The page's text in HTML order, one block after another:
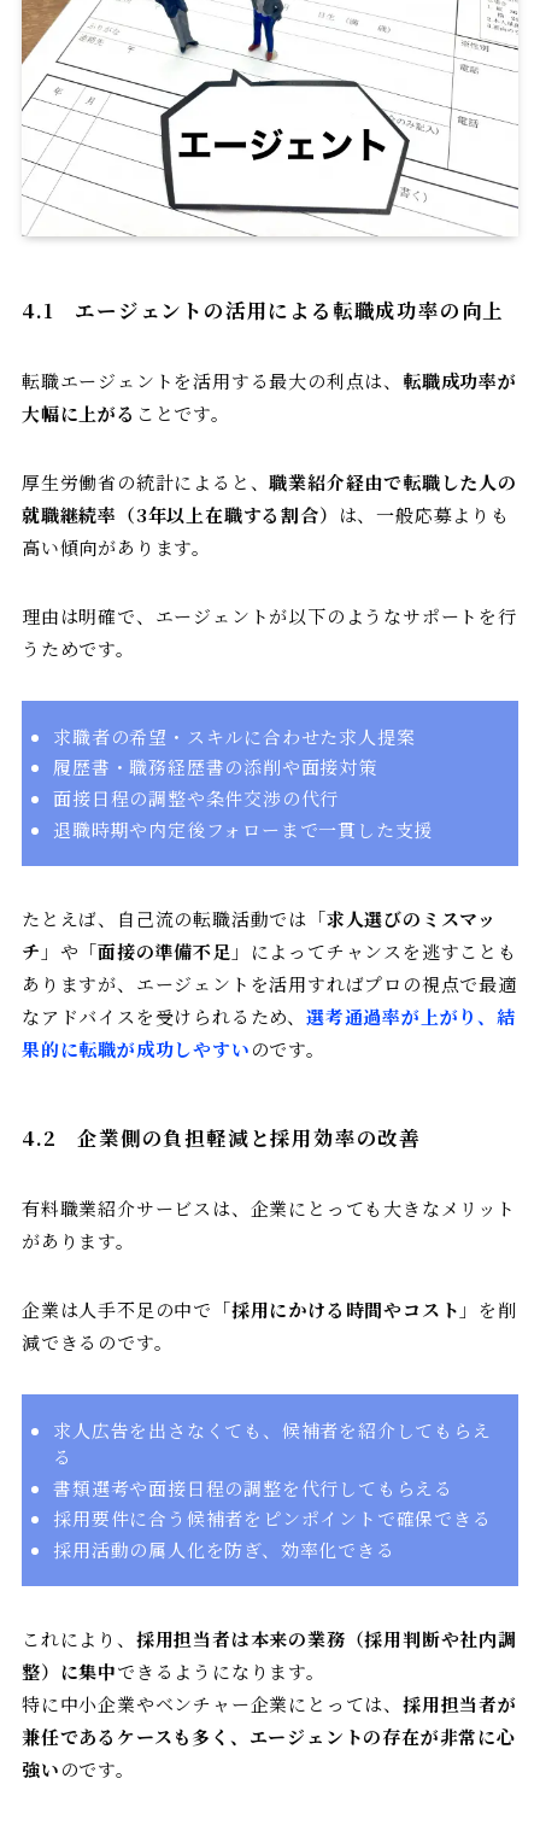
4.1 エージェントの活用による転職成功率の向上
転職エージェントを活用する最大の利点は、 転職成功率が
大幅に上がる ことです。
厚生労働省の統計によると、職業紹介経由で転職した人の
就職継続率（3年以上在職する割合） は、一般応募よりも
高い傾向があります。
理由は明確で、エージェントが以下のようなサポートを行
うためです。
求職者の希望・スキルに合わせた求人提案
履歴書・職務経歴書の添削や面接対策
面接日程の調整や条件交渉の代行
退職時期や内定後フォローまで一貫した支援
たとえば、自己流の転職活動では「求人選びのミスマッ
チ 」や「面接の準備不足 」によってチャンスを逃すことも
ありますが、エージェントを活用すればプロの視点で最適
なアドバイスを受けられるため、選考通過率が上がり、結
果的に転職が成功しやすいのです。
4.2企業側の負担軽減と採用効率の改善
有料職業紹介サービスは、企業にとっても大きなメリット
があります。
企業は人手不足の中で「採用にかける時間やコスト 」を削
減できるのです。
求人広告を出さなくても、候補者を紹介してもらえ
る
書類選考や面接日程の調整を代行してもらえる
採用要件に合う候補者をピンポイントで確保できる
採用活動の属人化を防ぎ、効率化できる
これにより、 採用担当者は本来の業務（採用判断や社内調
整）に集中できるようになります。
特に中小企業やベンチャー企業にとっては、採用担当者が
兼任であるケースも多く、エージェントの存在が非常に心
強いのです。